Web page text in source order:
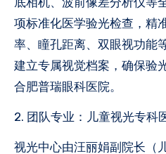
项标准化医学验光检查，精
率、瞳孔距离、双眼视功能
建立专属视觉档案，确保验
合肥普瑞眼科医院。
2. 团队专业：儿童视光专科
视光中心由汪丽娟副院长（